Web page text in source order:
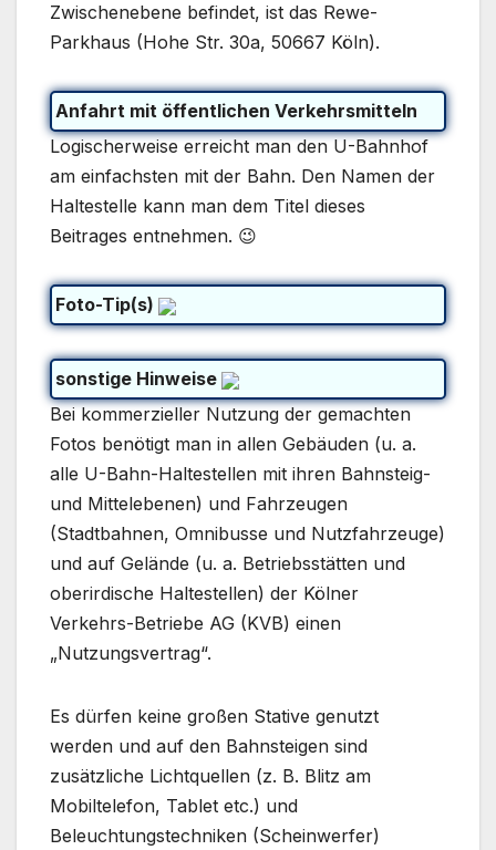
Zwischenebene befindet, ist das Rewe-
Parkhaus (Hohe Str. 30a, 50667 Köln).
Anfahrt mit öffentlichen Verkehrsmitteln
Logischerweise erreicht man den U-Bahnhof
am einfachsten mit der Bahn. Den Namen der
Haltestelle kann man dem Titel dieses
Beitrages entnehmen. 😉
Foto-Tip(s)
sonstige Hinweise
Bei kommerzieller Nutzung der gemachten
Fotos benötigt man in allen Gebäuden (u. a.
alle U-Bahn-Haltestellen mit ihren Bahnsteig-
und Mittelebenen) und Fahrzeugen
(Stadtbahnen, Omnibusse und Nutzfahrzeuge)
und auf Gelände (u. a. Betriebsstätten und
oberirdische Haltestellen) der Kölner
Verkehrs-Betriebe AG (KVB) einen
„Nutzungsvertrag“.
Es dürfen keine großen Stative genutzt
werden und auf den Bahnsteigen sind
zusätzliche Lichtquellen (z. B. Blitz am
Mobiltelefon, Tablet etc.) und
Beleuchtungstechniken (Scheinwerfer)